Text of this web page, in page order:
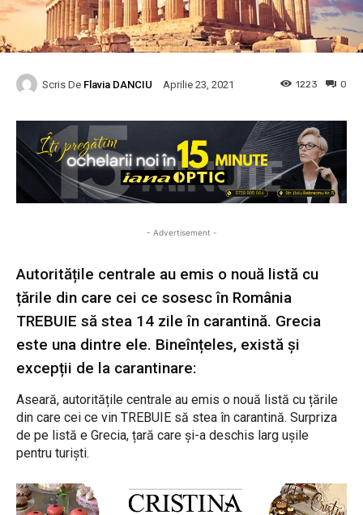
Scris De Flavia DANCIU Aprilie 23, 2021 0
1223
- Advertisement -
Autoritățile centrale au emis o nouă listă cu
țările din care cei ce sosesc în România
TREBUIE să stea 14 zile în carantină. Grecia
este una dintre ele. Bineînțeles, există și
excepții de la carantinare:
Aseară, autoritățile centrale au emis o nouă listă cu țările
din care cei ce vin TREBUIE să stea în carantină. Surpriza
de pe listă e Grecia, țară care și-a deschis larg ușile
pentru turiști.